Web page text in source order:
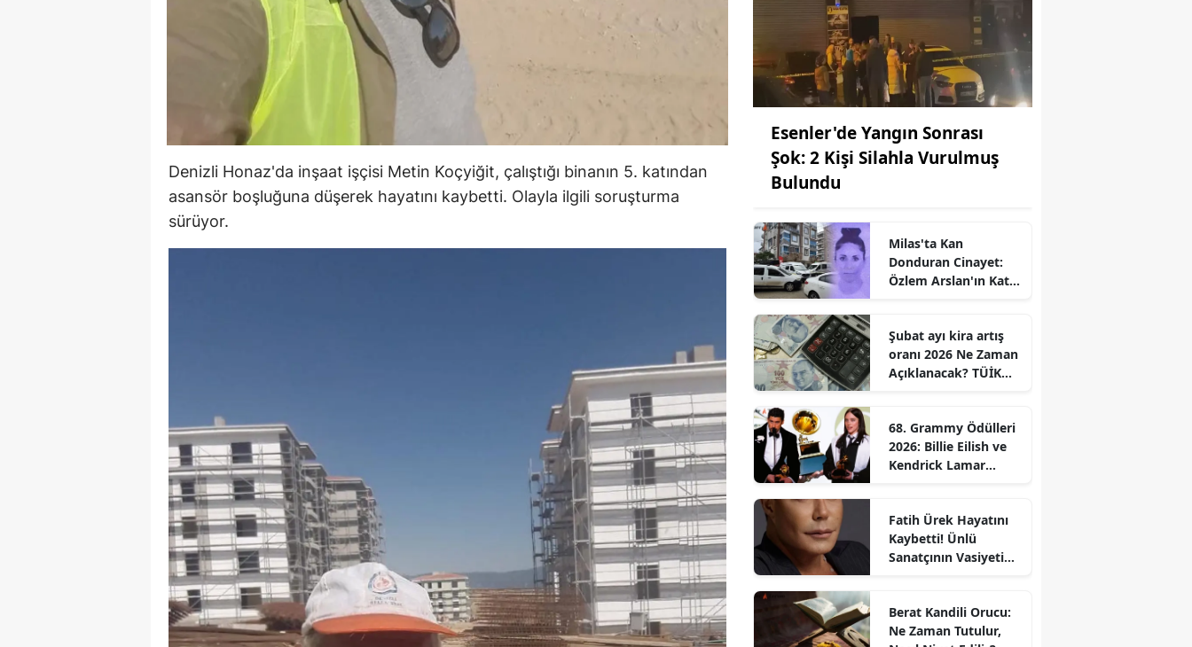
Denizli Honaz'da inşaat işçisi Metin Koçyiğit, çalıştığı binanın 5. katından
asansör boşluğuna düşerek hayatını kaybetti. Olayla ilgili soruşturma
sürüyor.
Esenler'de Yangın Sonrası
Şok: 2 Kişi Silahla Vurulmuş
Bulundu
Milas'ta Kan
Donduran Cinayet:
Özlem Arslan'ın Katili
Şubat ayı kira artış
oranı 2026 Ne Zaman
Açıklanacak? TÜİK
68. Grammy Ödülleri
2026: Billie Eilish ve
Kendrick Lamar
Fatih Ürek Hayatını
Kaybetti! Ünlü
Sanatçının Vasiyeti
Berat Kandili Orucu:
Ne Zaman Tutulur,